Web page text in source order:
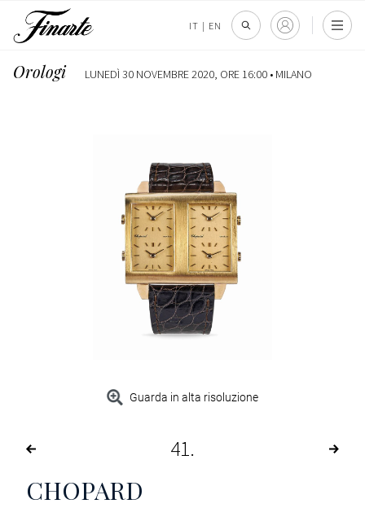
IT | EN
Orologi LUNEDÌ 30 NOVEMBRE 2020, ORE 16:00 • MILANO
Guarda in alta risoluzione
41
CHOPARD